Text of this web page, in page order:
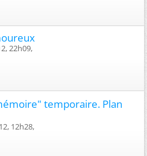
22h09,
temporaire. Plan
12h28,